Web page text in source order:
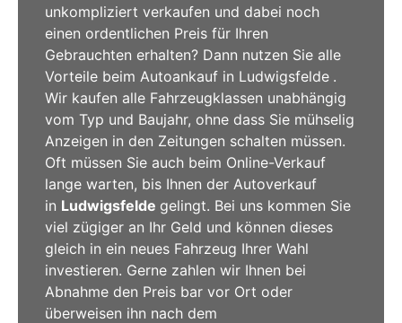
unkompliziert verkaufen und dabei noch
einen ordentlichen Preis für Ihren
Gebrauchten erhalten? Dann nutzen Sie alle
Vorteile beim Autoankauf in Ludwigsfelde .
Wir kaufen alle Fahrzeugklassen unabhängig
vom Typ und Baujahr, ohne dass Sie mühselig
Anzeigen in den Zeitungen schalten müssen.
Oft müssen Sie auch beim Online-Verkauf
lange warten, bis Ihnen der Autoverkauf
in Ludwigsfelde gelingt. Bei uns kommen Sie
viel zügiger an Ihr Geld und können dieses
gleich in ein neues Fahrzeug Ihrer Wahl
investieren. Gerne zahlen wir Ihnen bei
Abnahme den Preis bar vor Ort oder
überweisen ihn nach dem